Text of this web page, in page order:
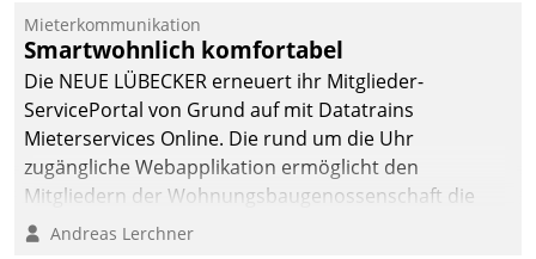
Die monatlichen
Mitteilungen zum
Heizungs- und
Wasserverbrauch gehen
automatisiert, vollständig
und auf Wunsch über
mehrere zuvor
Kommunikationswege bei
Mieterkommunikation
Smartwohnlich komfortabel
Die NEUE LÜBECKER erneuert ihr Mitglieder-
ServicePortal von Grund auf mit Datatrains
Mieterservices Online. Die rund um die Uhr
zugängliche Webapplikation ermöglicht den
Mitgliedern der Wohnungs­bau­genossenschaft die
Kontaktaufnahme per Smartphone, Tablet oder PC.
Andreas Lerchner